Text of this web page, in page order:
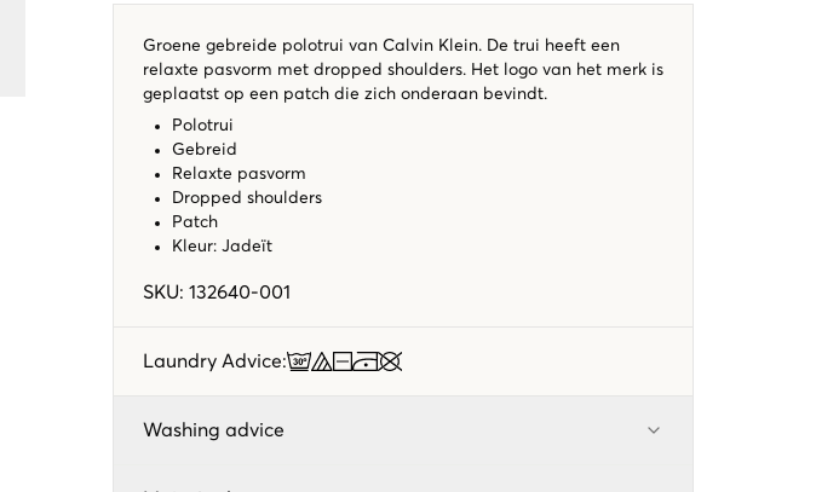
Groene gebreide polotrui van Calvin Klein. De trui heeft een
relaxte pasvorm met dropped shoulders. Het logo van het merk is
geplaatst op een patch die zich onderaan bevindt.
Polotrui
Gebreid
Relaxte pasvorm
Dropped shoulders
Patch
Kleur: Jadeït
SKU: 132640-001
Laundry Advice:
Washing advice